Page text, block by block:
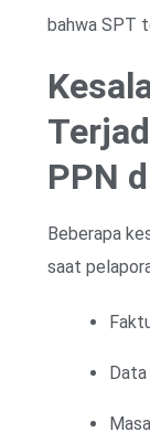
bahwa SPT
PPN
Beberapa
saat
Data